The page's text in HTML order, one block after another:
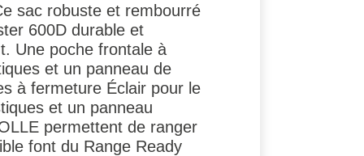
sac robuste et rembourré
600D durable et
Une poche frontale à
et un panneau de
à fermeture Éclair pour le
et un panneau
permettent de ranger
font du Range Ready